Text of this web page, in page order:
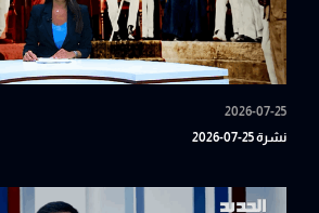
2026-07-25
نشرة 25-07-2026